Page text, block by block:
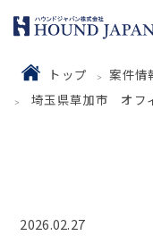
トップ
案件情
埼玉県草加市 オフ
2026.02.27